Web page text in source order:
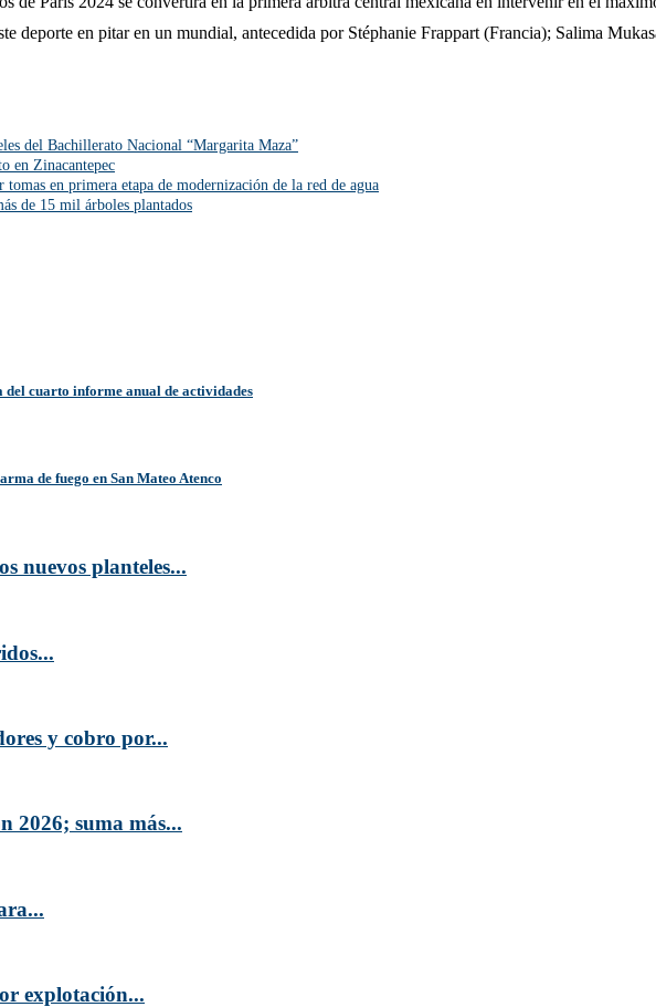
deporte en pitar en un mundial, antecedida por Stéphanie Frappart (Francia); Salima
del Bachillerato Nacional “Margarita Maza”
en Zinacantepec
en primera etapa de modernización de la red de agua
de 15 mil árboles plantados
cuarto informe anual de actividades
de fuego en San Mateo Atenco
nuevos planteles...
y cobro por...
2026; suma más...
explotación...